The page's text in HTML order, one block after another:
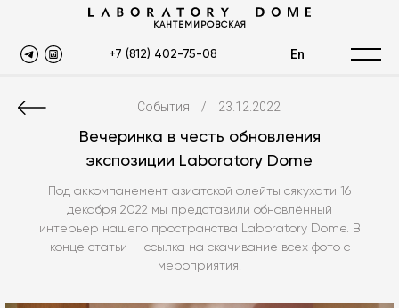
КАНТЕМИРОВСКАЯ
+7 (812) 402-75-08 En
События / 23.12.2022
Вечеринка в честь обновления
экспозиции Laboratory Dome
Под аккомпанемент азиатской флейты сякухати 16
декабря 2022 мы представили обновлённый
интерьер нашего пространства Laboratory Dome. В
конце статьи — ссылка на скачивание всех фото с
мероприятия.